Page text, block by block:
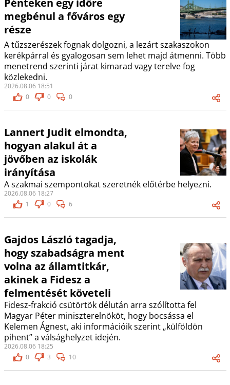
Pénteken egy időre
megbénul a főváros egy
része
A tűzszerészek fognak dolgozni, a lezárt szakaszokon
kerékpárral és gyalogosan sem lehet majd átmenni. Több
menetrend szerinti járat kimarad vagy terelve fog
közlekedni.
2026.08.06 18:51
0
0 0
Lannert Judit elmondta,
hogyan alakul át a
jövőben az iskolák
irányítása
A szakmai szempontokat szeretnék előtérbe helyezni.
2026.08.06 18:27
1
0 6
Gajdos László tagadja,
hogy szabadságra ment
volna az államtitkár,
akinek a Fidesz a
felmentését követeli
Fidesz-frakció csütörtök délután arra szólította fel
Magyar Péter miniszterelnököt, hogy bocsássa el
Kelemen Ágnest, aki információik szerint „külföldön
pihent” a válsághelyzet idején.
2026.08.06 18:25
0
3 10